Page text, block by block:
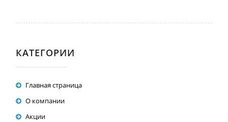
КАТЕГОРИИ
Главная страница
О компании
Акции